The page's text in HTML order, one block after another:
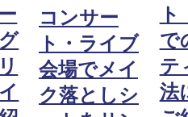
コンサー
ト・ライブ
会場でメイ
ク落としシ
で
テ
法